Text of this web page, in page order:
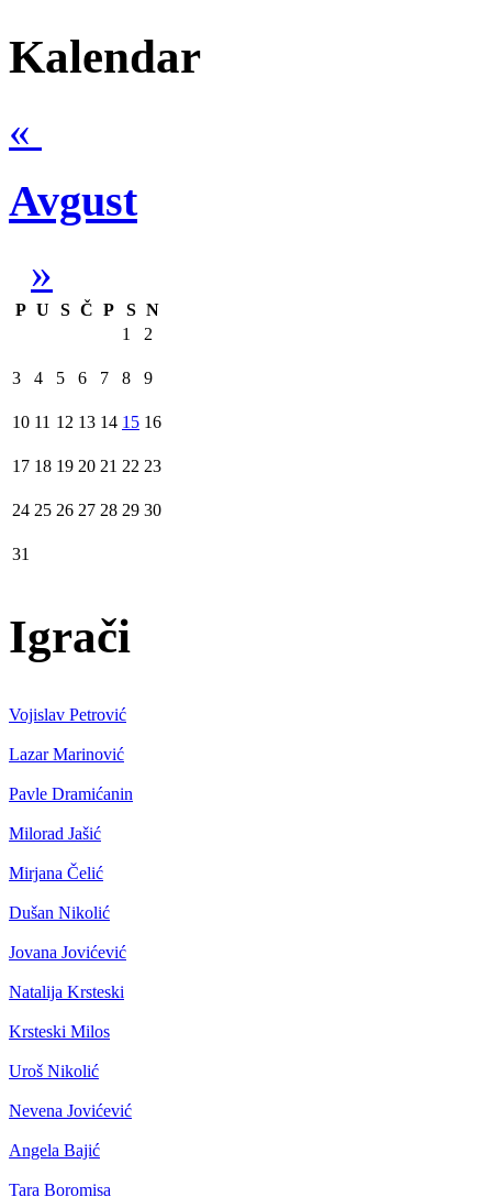
Kalendar
«
Avgust
»
P U S Č P S N
1
2
3 4 5 6 7 8 9
10 11 12 13 14 15 16
17 18 19 20 21 22 23
24 25 26 27 28 29 30
31
Igrači
Vojislav Petrović
Lazar Marinović
Pavle Dramićanin
Milorad Jašić
Mirjana Čelić
Dušan Nikolić
Jovana Jovićević
Natalija Krsteski
Krsteski Milos
Uroš Nikolić
Nevena Jovićević
Angela Bajić
Tara Boromisa